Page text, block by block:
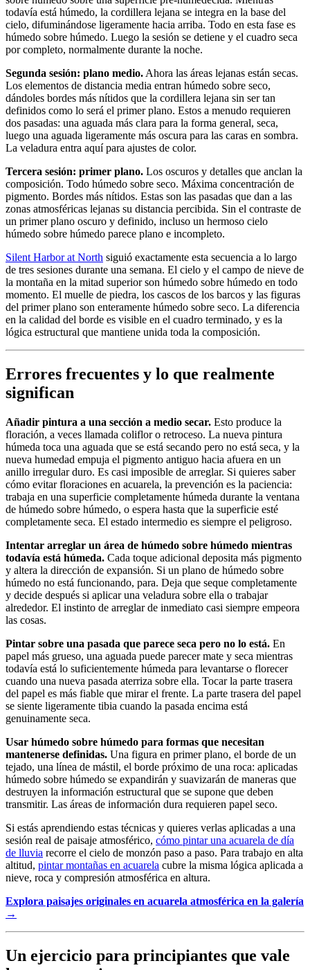
todavía está húmedo, la cordillera lejana se integra en la base del
cielo, difuminándose ligeramente hacia arriba. Todo en esta fase es
húmedo sobre húmedo. Luego la sesión se detiene y el cuadro seca
por completo, normalmente durante la noche.
Segunda sesión: plano medio. Ahora las áreas lejanas están secas.
Los elementos de distancia media entran húmedo sobre seco,
dándoles bordes más nítidos que la cordillera lejana sin ser tan
definidos como lo será el primer plano. Estos a menudo requieren
dos pasadas: una aguada más clara para la forma general, seca,
luego una aguada ligeramente más oscura para las caras en sombra.
La veladura entra aquí para ajustes de color.
Tercera sesión: primer plano. Los oscuros y detalles que anclan la
composición. Todo húmedo sobre seco. Máxima concentración de
pigmento. Bordes más nítidos. Estas son las pasadas que dan a las
zonas atmosféricas lejanas su distancia percibida. Sin el contraste de
un primer plano oscuro y definido, incluso un hermoso cielo
húmedo sobre húmedo parece plano e incompleto.
Silent Harbor at North siguió exactamente esta secuencia a lo largo
de tres sesiones durante una semana. El cielo y el campo de nieve de
la montaña en la mitad superior son húmedo sobre húmedo en todo
momento. El muelle de piedra, los cascos de los barcos y las figuras
del primer plano son enteramente húmedo sobre seco. La diferencia
en la calidad del borde es visible en el cuadro terminado, y es la
lógica estructural que mantiene unida toda la composición.
Errores frecuentes y lo que realmente
significan
Añadir pintura a una sección a medio secar. Esto produce la
floración, a veces llamada coliflor o retroceso. La nueva pintura
húmeda toca una aguada que se está secando pero no está seca, y la
nueva humedad empuja el pigmento antiguo hacia afuera en un
anillo irregular duro. Es casi imposible de arreglar. Si quieres saber
cómo evitar floraciones en acuarela, la prevención es la paciencia:
trabaja en una superficie completamente húmeda durante la ventana
de húmedo sobre húmedo, o espera hasta que la superficie esté
completamente seca. El estado intermedio es siempre el peligroso.
Intentar arreglar un área de húmedo sobre húmedo mientras
todavía está húmeda. Cada toque adicional deposita más pigmento
y altera la dirección de expansión. Si un plano de húmedo sobre
húmedo no está funcionando, para. Deja que seque completamente
y decide después si aplicar una veladura sobre ella o trabajar
alrededor. El instinto de arreglar de inmediato casi siempre empeora
las cosas.
Pintar sobre una pasada que parece seca pero no lo está. En
papel más grueso, una aguada puede parecer mate y seca mientras
todavía está lo suficientemente húmeda para levantarse o florecer
cuando una nueva pasada aterriza sobre ella. Tocar la parte trasera
del papel es más fiable que mirar el frente. La parte trasera del papel
se siente ligeramente tibia cuando la pasada encima está
genuinamente seca.
Usar húmedo sobre húmedo para formas que necesitan
mantenerse definidas. Una figura en primer plano, el borde de un
tejado, una línea de mástil, el borde próximo de una roca: aplicadas
húmedo sobre húmedo se expandirán y suavizarán de maneras que
destruyen la información estructural que se supone que deben
transmitir. Las áreas de información dura requieren papel seco.
Si estás aprendiendo estas técnicas y quieres verlas aplicadas a una
sesión real de paisaje atmosférico, cómo pintar una acuarela de día
de lluvia recorre el cielo de monzón paso a paso. Para trabajo en alta
altitud, pintar montañas en acuarela cubre la misma lógica aplicada a
nieve, roca y compresión atmosférica en altura.
Explora paisajes originales en acuarela atmosférica en la galería
→
Un ejercicio para principiantes que vale